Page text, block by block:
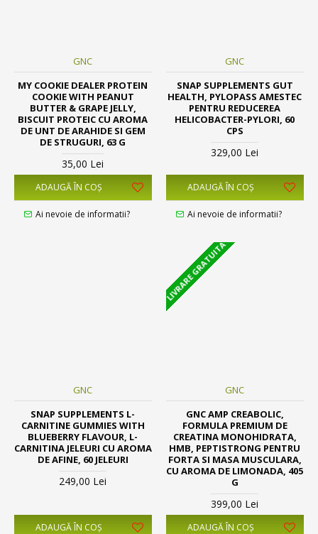
GNC
MY COOKIE DEALER PROTEIN
COOKIE WITH PEANUT
BUTTER & GRAPE JELLY,
BISCUIT PROTEIC CU AROMA
DE UNT DE ARAHIDE SI GEM
DE STRUGURI, 63 G
35,00 Lei
ADAUGĂ ÎN COŞ
Ai nevoie de informatii?
GNC
SNAP SUPPLEMENTS GUT
HEALTH, PYLOPASS AMESTEC
PENTRU REDUCEREA
HELICOBACTER-PYLORI, 60
CPS
329,00 Lei
ADAUGĂ ÎN COŞ
Ai nevoie de informatii?
GNC
SNAP SUPPLEMENTS L-
CARNITINE GUMMIES WITH
BLUEBERRY FLAVOUR, L-
CARNITINA JELEURI CU AROMA
DE AFINE, 60 JELEURI
249,00 Lei
ADAUGĂ ÎN COŞ
LIVRARE GRATUITA
GNC
GNC AMP CREABOLIC,
FORMULA PREMIUM DE
CREATINA MONOHIDRATA,
HMB, PEPTISTRONG PENTRU
FORTA SI MASA MUSCULARA,
CU AROMA DE LIMONADA, 405
G
399,00 Lei
ADAUGĂ ÎN COŞ